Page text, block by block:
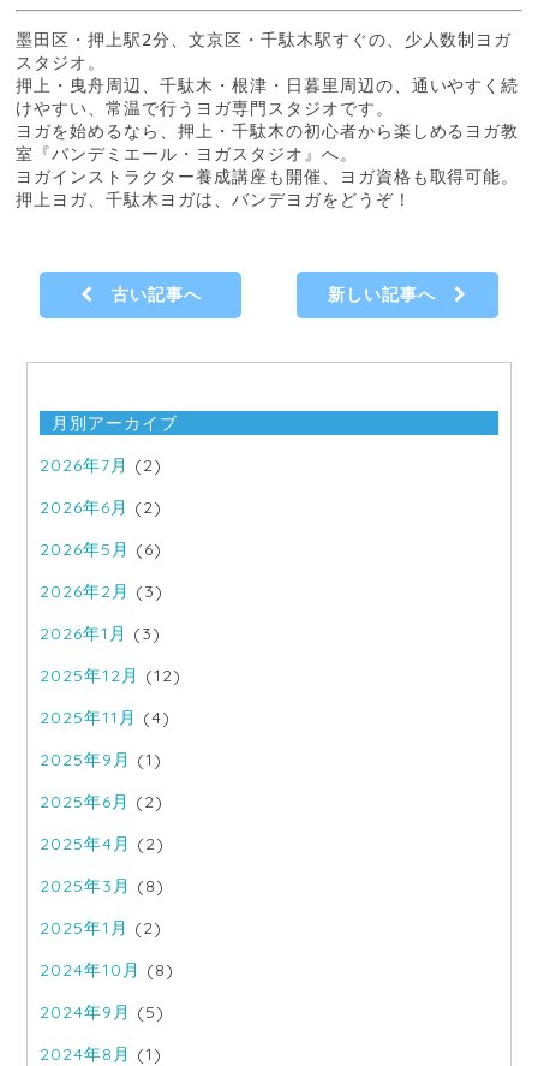
墨田区・押上駅2分、文京区・千駄木駅すぐの、少人数制ヨガ
スタジオ。
押上・曳舟周辺、千駄木・根津・日暮里周辺の、通いやすく続
けやすい、常温で行うヨガ専門スタジオです。
ヨガを始めるなら、押上・千駄木の初心者から楽しめるヨガ教
室『バンデミエール・ヨガスタジオ』へ。
ヨガインストラクター養成講座も開催、ヨガ資格も取得可能。
押上ヨガ、千駄木ヨガは、バンデヨガをどうぞ！
古い記事へ 新しい記事へ
月別アーカイブ
2026年7月 (2)
2026年6月 (2)
2026年5月 (6)
2026年2月 (3)
2026年1月 (3)
2025年12月 (12)
2025年11月 (4)
2025年9月 (1)
2025年6月 (2)
2025年4月 (2)
2025年3月 (8)
2025年1月 (2)
2024年10月 (8)
2024年9月 (5)
2024年8月 (1)